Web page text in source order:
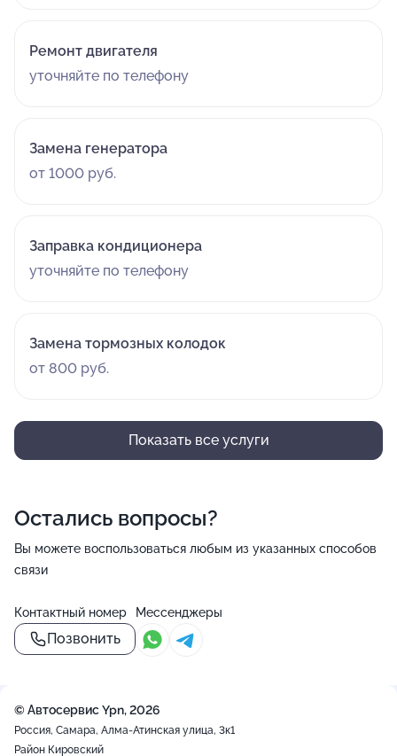
Ремонт двигателя
уточняйте по телефону
Замена генератора
от 1000 руб.
Заправка кондиционера
уточняйте по телефону
Замена тормозных колодок
от 800 руб.
Показать все услуги
Остались вопросы?
Вы можете воспользоваться любым из указанных способов
связи
Контактный номер
Позвонить
Мессенджеры
© Автосервис Ypn, 2026
Россия, Самара, Алма-Атинская улица, 3к1
Район Кировский